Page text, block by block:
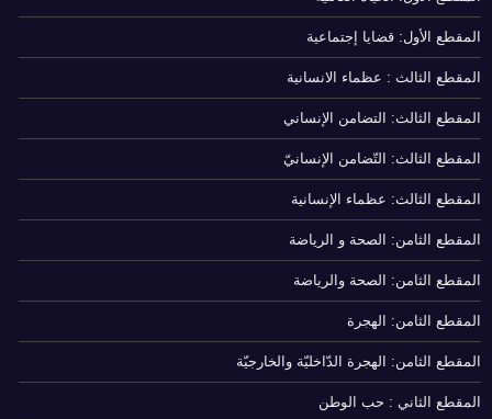
المقطع الأول: قضايا إجتماعية
المقطع الثالث : عظماء الانسانية
المقطع الثالث: التضامن الإنساني
المقطع الثالث: التّضامن الإنسانيّ
المقطع الثالث: عظماء الإنسانية
المقطع الثامن: الصحة و الرياضة
المقطع الثامن: الصحة والرياضة
المقطع الثامن: الهجرة
المقطع الثامن: الهجرة الدّاخليّة والخارجيّة
المقطع الثاني : حب الوطن